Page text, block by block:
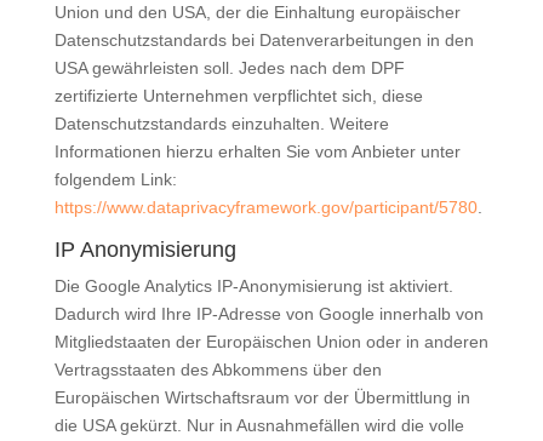
Union und den USA, der die Einhaltung europäischer
Datenschutzstandards bei Datenverarbeitungen in den
USA gewährleisten soll. Jedes nach dem DPF
zertifizierte Unternehmen verpflichtet sich, diese
Datenschutzstandards einzuhalten. Weitere
Informationen hierzu erhalten Sie vom Anbieter unter
folgendem Link:
https://www.dataprivacyframework.gov/participant/5780.
IP Anonymisierung
Die Google Analytics IP-Anonymisierung ist aktiviert.
Dadurch wird Ihre IP-Adresse von Google innerhalb von
Mitgliedstaaten der Europäischen Union oder in anderen
Vertragsstaaten des Abkommens über den
Europäischen Wirtschaftsraum vor der Übermittlung in
die USA gekürzt. Nur in Ausnahmefällen wird die volle